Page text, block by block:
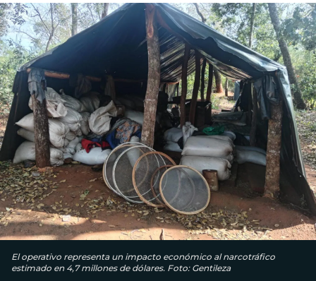
El operativo representa un impacto económico al narcotráfico
estimado en 4,7 millones de dólares. Foto: Gentileza